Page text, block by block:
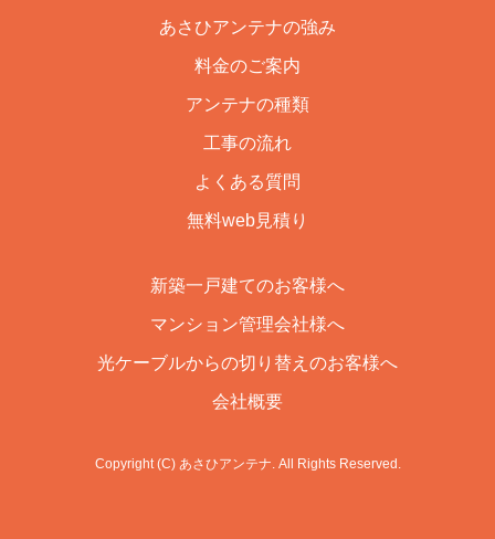
あさひアンテナの強み
料金のご案内
アンテナの種類
工事の流れ
よくある質問
無料web見積り
新築一戸建てのお客様へ
マンション管理会社様へ
光ケーブルからの切り替えのお客様へ
会社概要
Copyright (C) あさひアンテナ. All Rights Reserved.